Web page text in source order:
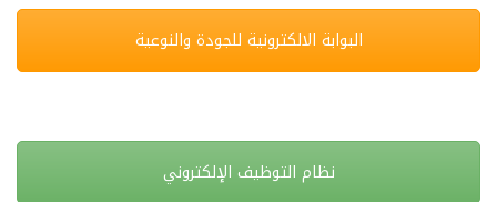
البوابة الالكترونية للجودة والنوعية
نظام التوظيف الإلكتروني